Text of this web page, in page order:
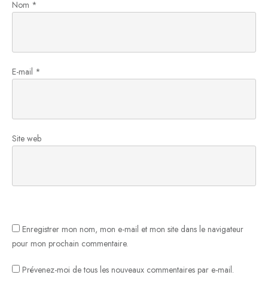
Nom *
E-mail *
Site web
Enregistrer mon nom, mon e-mail et mon site dans le navigateur
pour mon prochain commentaire.
Prévenez-moi de tous les nouveaux commentaires par e-mail.